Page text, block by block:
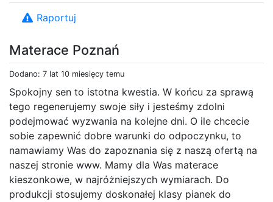
Materace Poznań
Dodano: 7 lat 10 miesięcy temu
Spokojny sen to istotna kwestia. W końcu za sprawą
tego regenerujemy swoje siły i jesteśmy zdolni
podejmować wyzwania na kolejne dni. O ile chcecie
sobie zapewnić dobre warunki do odpoczynku, to
namawiamy Was do zapoznania się z naszą ofertą na
naszej stronie www. Mamy dla Was materace
kieszonkowe, w najróżniejszych wymiarach. Do
produkcji stosujemy doskonałej klasy pianek do
Raportuj